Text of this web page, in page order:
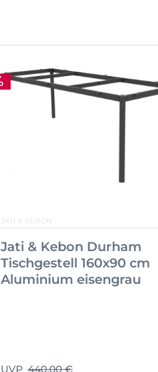
JATI & KEBON
Jati & Kebon Durham
Tischgestell 160x90 cm
Aluminium eisengrau
UVP 440,00 €